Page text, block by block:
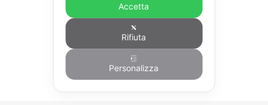
Accetta
Rifiuta
Personalizza